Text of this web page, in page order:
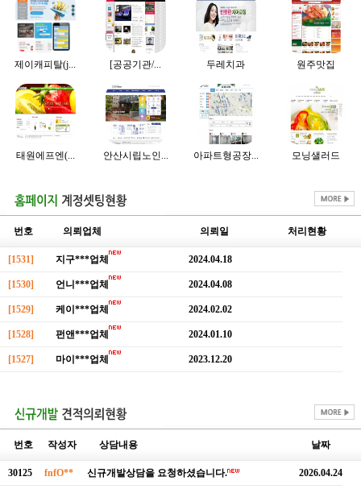
제이캐피탈(j... [공공기관/... 두레치과 원주맛집
태원에프엔(... 안산시립노인... 아파트형공장... 모닝샐러드
번호 의뢰업체 의뢰일 처리현황
[1531] 지구***업체 2024.04.18
[1530] 언니***업체 2024.04.08
[1529] 케이***업체 2024.02.02
[1528] 펀앤***업체 2024.01.10
[1527] 마이***업체 2023.12.20
번호 작성자 상담내용 날짜
30125 fnfO** 신규개발상담을 요청하셨습니다. 2026.04.24